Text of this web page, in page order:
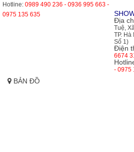
Hotline: 0989 490 236 - 0936 995 663 -
0975 135 635
Địa
Tuệ,
TP.
Số 1)
Điện
6674
- 0975
BẢN ĐỒ